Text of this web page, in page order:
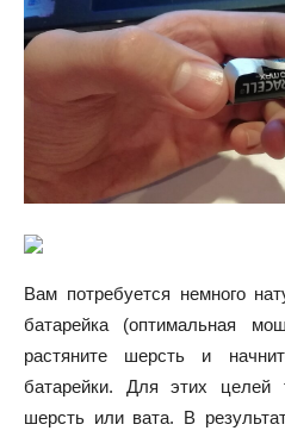
Вам потребуется немного
батарейка (оптимальная
растяните шерсть и
батарейки. Для этих целей
шерсть или вата. В